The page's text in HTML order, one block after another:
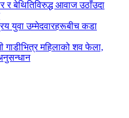
र बेथितिविरुद्ध आवाज उठाँउदा
युवा उम्मेदवारहरूबीच कडा
गाडीभित्र महिलाको शव फेला,